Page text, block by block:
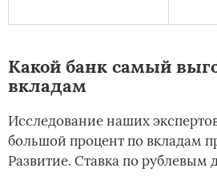
Какой банк самый
вкладам
Исследование наших
большой процент по вкладам
Развитие. Ставка по рублевым